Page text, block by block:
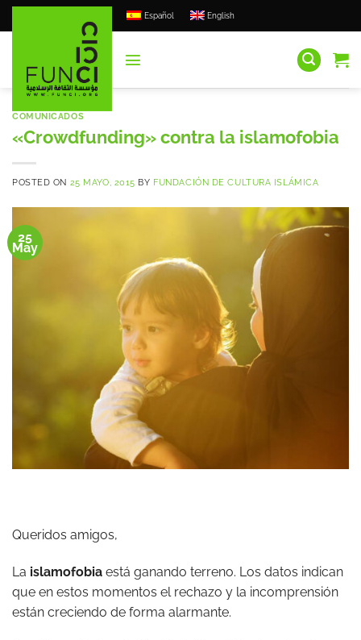
Saltar
al
Español English
COMUNICADOS
«Crowdfunding» contra la islamofobia
POSTED ON 25 MAYO, 2015 BY FUNDACIÓN DE CULTURA ISLÁMICA
25
May
Queridos amigos,
La islamofobia está ganando terreno. Los datos indican
que en estos momentos el rechazo y la incomprensión
están creciendo de forma alarmante.